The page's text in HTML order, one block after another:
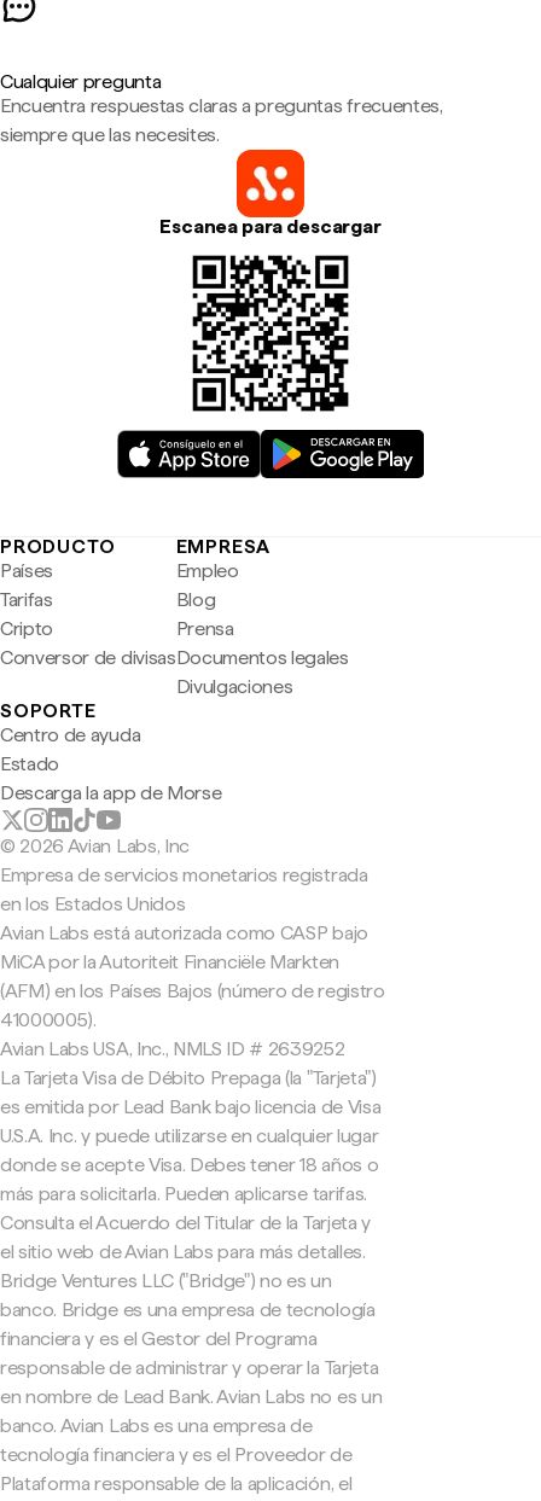
Cualquier pregunta
Encuentra respuestas claras a preguntas frecuentes,
siempre que las necesites.
Escanea para descargar
PRODUCTO
Países
Tarifas
Cripto
Conversor de divisas
EMPRESA
Empleo
Blog
Prensa
Documentos legales
Divulgaciones
SOPORTE
Centro de ayuda
Estado
Descarga la app de Morse
© 2026 Avian Labs, Inc
Empresa de servicios monetarios registrada
en los Estados Unidos
Avian Labs está autorizada como CASP bajo
MiCA por la Autoriteit Financiële Markten
(AFM) en los Países Bajos (número de registro
41000005).
Avian Labs USA, Inc., NMLS ID # 2639252
La Tarjeta Visa de Débito Prepaga (la "Tarjeta")
es emitida por Lead Bank bajo licencia de Visa
U.S.A. Inc. y puede utilizarse en cualquier lugar
donde se acepte Visa. Debes tener 18 años o
más para solicitarla. Pueden aplicarse tarifas.
Consulta el Acuerdo del Titular de la Tarjeta y
el sitio web de Avian Labs para más detalles.
Bridge Ventures LLC ("Bridge") no es un
banco. Bridge es una empresa de tecnología
financiera y es el Gestor del Programa
responsable de administrar y operar la Tarjeta
en nombre de Lead Bank. Avian Labs no es un
banco. Avian Labs es una empresa de
tecnología financiera y es el Proveedor de
Plataforma responsable de la aplicación, el